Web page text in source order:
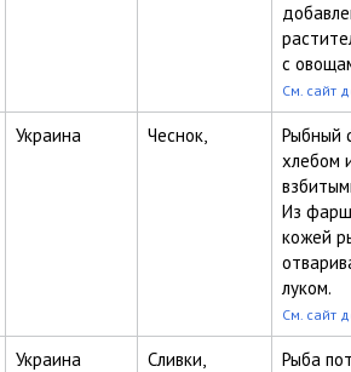
с
См. сайт
Украина Чеснок,
Рыбный
хлебом
Из
кожей
луком.
См. сайт
Украина
Сливки,
Рыба